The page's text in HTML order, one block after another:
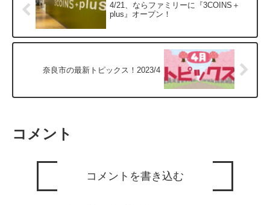
4/21、ならファミリーに『3COINS＋
plus』オープン！
奈良市の最新トピックス！2023/4
コメント
コメントを書き込む